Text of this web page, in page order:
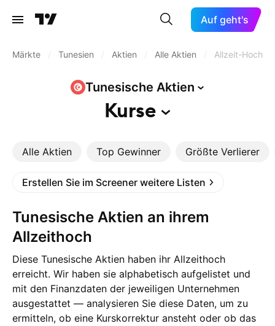
Auf geht's
Märkte Tunesien Aktien Alle Aktien Allzeit-Hoch
Tunesische Aktien
Kurse
Alle Aktien Top Gewinner Größte Verlierer
Erstellen Sie im Screener weitere Listen
Tunesische Aktien an ihrem
Allzeithoch
Diese Tunesische Aktien haben ihr Allzeithoch
erreicht. Wir haben sie alphabetisch aufgelistet und
mit den Finanzdaten der jeweiligen Unternehmen
ausgestattet — analysieren Sie diese Daten, um zu
ermitteln, ob eine Kurskorrektur ansteht oder ob das